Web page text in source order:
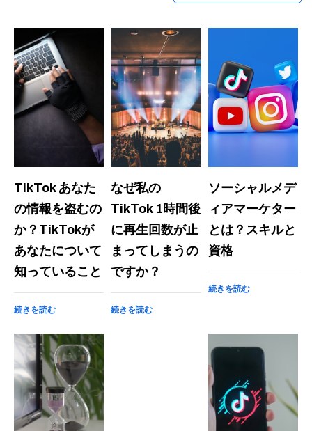
TikTok あなた
の情報を盗むの
か？TikTokが
あなたについて
知っていること
続きを読む
なぜ私の
TikTok 1時間後
に再生回数が止
まってしまうの
ですか？
続きを読む
ソーシャルメデ
ィアマーケター
とは？スキルと
資格
続きを読む